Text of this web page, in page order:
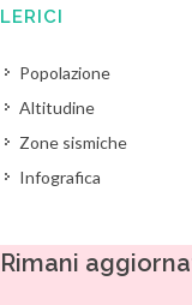
LERICI
Popolazione
Altitudine
Zone sismiche
Infografica
Rimani